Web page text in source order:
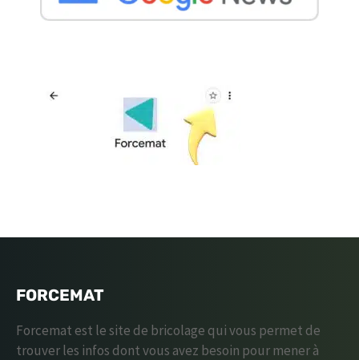
FORCEMAT
Forcemat est le site de bricolage qui vous permet de
trouver les infos dont vous avez besoin pour mener à